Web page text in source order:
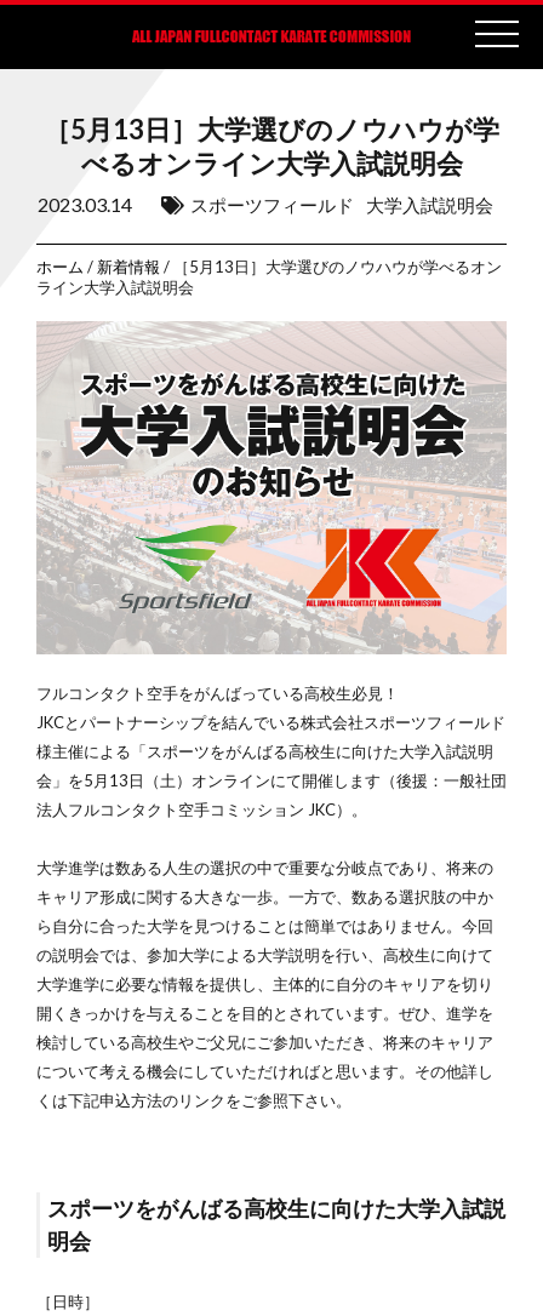
［5月13日］大学選びのノウハウが学
べるオンライン大学入試説明会
2023.03.14 スポーツフィールド 大学入試説明会
ホーム / 新着情報 / ［5月13日］大学選びのノウハウが学べるオン
ライン大学入試説明会
フルコンタクト空手をがんばっている高校生必見！
JKCとパートナーシップを結んでいる株式会社スポーツフィールド
様主催による「スポーツをがんばる高校生に向けた大学入試説明
会」を5月13日（土）オンラインにて開催します（後援：一般社団
法人フルコンタクト空手コミッション JKC）。
大学進学は数ある人生の選択の中で重要な分岐点であり、将来の
キャリア形成に関する大きな一歩。一方で、数ある選択肢の中か
ら自分に合った大学を見つけることは簡単ではありません。今回
の説明会では、参加大学による大学説明を行い、高校生に向けて
大学進学に必要な情報を提供し、主体的に自分のキャリアを切り
開くきっかけを与えることを目的とされています。ぜひ、進学を
検討している高校生やご父兄にご参加いただき、将来のキャリア
について考える機会にしていただければと思います。その他詳し
くは下記申込方法のリンクをご参照下さい。
スポーツをがんばる高校生に向けた大学入試説
明会
［日時］